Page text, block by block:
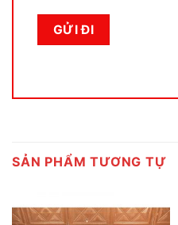
SẢN PHẨM TƯƠNG TỰ